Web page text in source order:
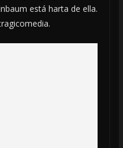
está harta de ella.